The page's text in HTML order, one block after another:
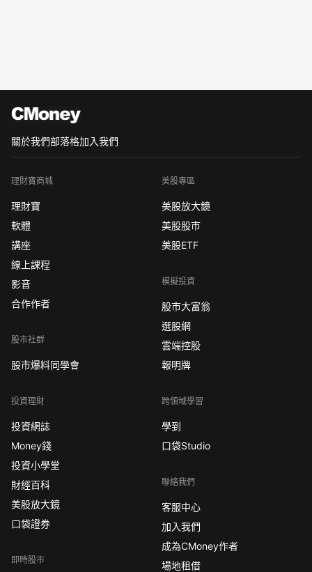
關於我們部落格加入我們
理財寶商城
理財寶
軟體
講座
線上課程
影音
合作作者
股市社群
股市爆料同學會
投資理財
投資網誌
Money錢
投資小學堂
財經百科
美股放大鏡
口袋證券
即時股市
美股專區
美股放大鏡
美股股市
美股ETF
模擬投資
股市大富翁
選股網
雲端控股
報明牌
跨領域學習
學到
口袋Studio
聯絡我們
客服中心
加入我們
成為CMoney作者
場地租借